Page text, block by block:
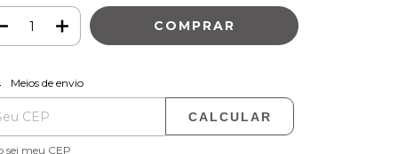
para o CEP:
Meios de envio
CALCULAR
sei meu CEP